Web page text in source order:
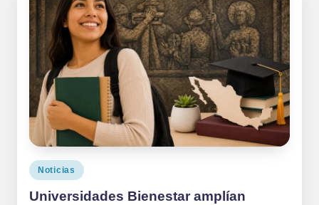
Publicado
en
Noticias
Universidades Bienestar amplían